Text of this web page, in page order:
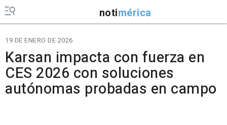
notimérica
19 DE ENERO DE 2026
Karsan impacta con fuerza en
CES 2026 con soluciones
autónomas probadas en campo